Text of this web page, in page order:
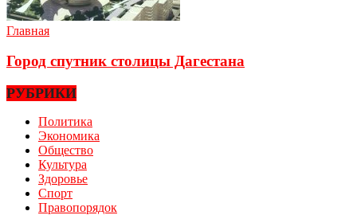
Главная
Город спутник столицы Дагестана
РУБРИКИ
Политика
Экономика
Общество
Культура
Здоровье
Спорт
Правопорядок